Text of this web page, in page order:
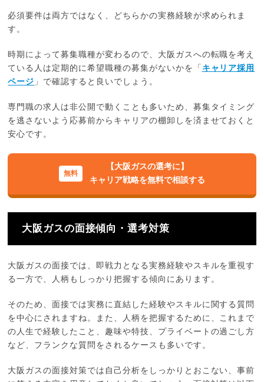
必須要件は両方ではなく、どちらかの実務経験が求められま
す。
時期によって募集職種が変わるので、大阪ガスへの転職を考え
ている人は定期的に希望職種の募集がないかを「 キャリア採用
ページ 」で確認すると良いでしょう。
専門職の求人は非公開で動くことも多いため、募集タイミング
を逃さないよう応募前からキャリアの棚卸しを済ませておくと
安心です。
【大阪ガスの選考に】
キャリア戦略を無料で相談する
大阪ガスの面接傾向・選考対策
大阪ガスの面接では、即戦力となる実務経験やスキルを重視す
る一方で、人柄もしっかり把握する傾向にあります。
そのため、面接では実務に直結した経験やスキルに関する質問
を中心にされますね。また、人柄を把握するために、これまで
の人生で経験したこと、趣味や特技、プライベートの過ごし方
など、フランクな質問をされるケースも多いです。
大阪ガスの面接対策では自己分析をしっかりとおこない、事前